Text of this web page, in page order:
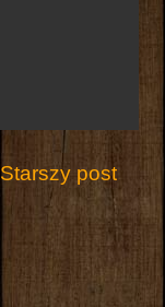
Starszy post